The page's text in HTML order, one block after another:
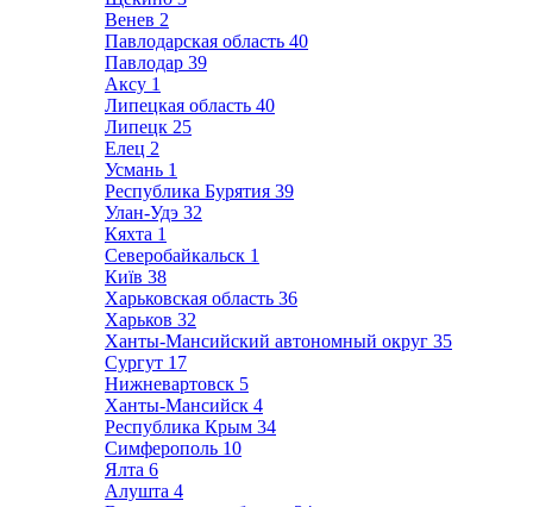
Венев 2
Павлодарская область 40
Павлодар 39
Аксу 1
Липецкая область 40
Липецк 25
Елец 2
Усмань 1
Республика Бурятия 39
Улан-Удэ 32
Кяхта 1
Северобайкальск 1
Київ 38
Харьковская область 36
Харьков 32
Ханты-Мансийский автономный округ 35
Сургут 17
Нижневартовск 5
Ханты-Мансийск 4
Республика Крым 34
Симферополь 10
Ялта 6
Алушта 4